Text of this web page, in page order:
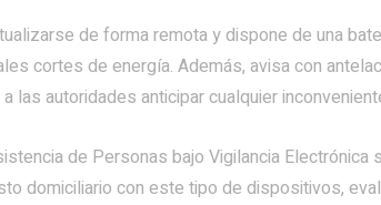
de forma remota y dispone de una
cortes de energía. Además, avisa con
las autoridades anticipar cualquier
de Personas bajo Vigilancia
domiciliario con este tipo de dispositivos,